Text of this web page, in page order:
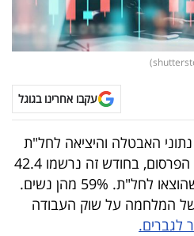
עקבו אחרינו בגוגל
האבטלה והיציאה לחל"ת
בחודש אוקטובר 2023. לפי הפרסום, בחודש זה נרשמו 42.4
אלף דורשי עבודה חדשים שהוצאו לחל"ת. 59% מהן נשים.
המלחמה על שוק העבודה
לגברים.